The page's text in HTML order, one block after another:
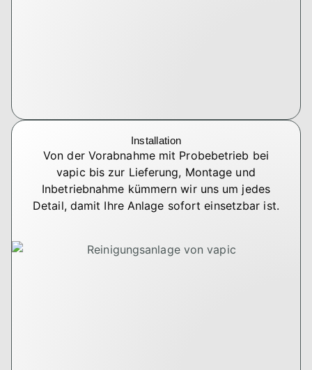
Installation
Von der Vorabnahme mit Probebetrieb bei
vapic bis zur Lieferung, Montage und
Inbetriebnahme kümmern wir uns um jedes
Detail, damit Ihre Anlage sofort einsetzbar ist.